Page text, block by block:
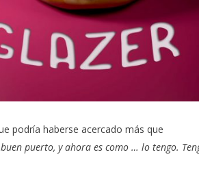
podría haberse acercado más que
puerto, y ahora es como … lo tengo.